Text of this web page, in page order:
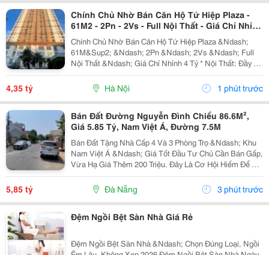
Chính Chủ Nhờ Bán Căn Hộ Tứ Hiệp Plaza -
61M2 - 2Pn - 2Vs - Full Nội Thất - Giá Chỉ Nhỉnh
4 Tỷ
Chính Chủ Nhờ Bán Căn Hộ Tứ Hiệp Plaza &Ndash;
61M&Sup2; &Ndash; 2Pn &Ndash; 2Vs &Ndash; Full
Nội Thất &Ndash; Giá Chỉ Nhỉnh 4 Tỷ * Nội Thất: Đầy Đủ
Điều Hòa, Giường, Tủ Lạnh Và Các Trang Thiết Bị Cần
Thiết. - Hướng Cửa: Đông Nam. - Ban Công:...
4,35 tỷ Hà Nội 1 phút trước
Bán Đất Đường Nguyễn Đình Chiểu 86.6M²,
Giá 5.85 Tỷ, Nam Việt Á, Đường 7.5M
Bán Đất Tặng Nhà Cấp 4 Và 3 Phòng Trọ &Ndash; Khu
Nam Việt Á &Ndash; Giá Tốt Đầu Tư Chủ Cần Bán Gấp,
Vừa Hạ Giá Thêm 200 Triệu. Đây Là Cơ Hội Hiếm Để Sở
Hữu Lô Đất Đẹp Tại Đường Nguyễn Đình Chiểu, Khu
Nam Việt Á &Ndash; Một Trong Những Khu Vực Có...
5,85 tỷ Đà Nẵng 3 phút trước
Đệm Ngồi Bệt Sàn Nhà Giá Rẻ
Đệm Ngồi Bệt Sàn Nhà &Ndash; Chọn Đúng Loại, Ngồi